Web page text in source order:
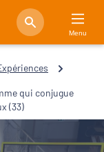
Menu
qui conjugue
(33)